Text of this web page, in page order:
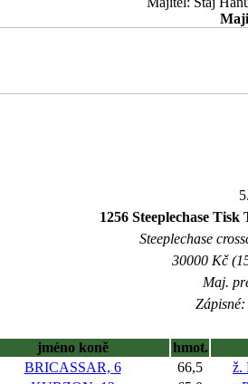
1256 Steeplechase
Steeplechase
30000 Kč
Maj.
jméno koně
hmot.
BRICASSAR, 6 66,5
ž.